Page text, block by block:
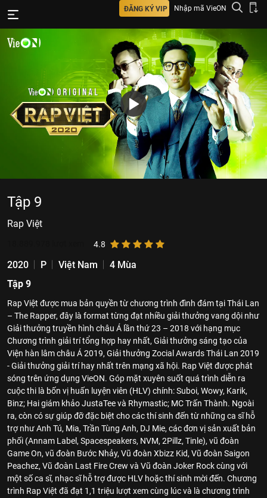
ĐĂNG KÝ VIP Nhập mã VieON
Tập 9
Rap Việt
4.8
2020 P Việt Nam
4 Mùa
Tập 9
Rap Việt được mua bản quyền từ chương trình đình đám tại Thái Lan
– The Rapper, đây là format từng đạt nhiều giải thưởng vang dội như
Giải thưởng truyền hình châu Á lần thứ 23 – 2018 với hạng mục
Chương trình giải trí tổng hợp hay nhất, Giải thưởng sáng tạo của
Viện hàn lâm châu Á 2019, Giải thưởng Zocial Awards Thái Lan 2019
- Giải thưởng giải trí hay nhất trên mạng xã hội. Rap Việt được phát
sóng trên ứng dụng VieON. Góp mặt xuyên suốt quá trình diễn ra
cuộc thi là bốn vị huấn luyện viên (HLV) chính: Suboi, Wowy, Karik,
Binz; Hai giám khảo JustaTee và Rhymastic; MC Trấn Thành. Ngoài
ra, còn có sự giúp đỡ đặc biệt cho các thí sinh đến từ những ca sĩ hỗ
trợ như Anh Tú, Mia, Trần Tùng Anh, DJ Mie, các đơn vị sản xuất bản
phối (Annam Label, Spacespeakers, NVM, 2Pillz, Tinle), vũ đoàn
Game On, vũ đoàn Bước Nhảy, Vũ đoàn Xbizz Kid, Vũ đoàn Saigon
Peachez, Vũ đoàn Last Fire Crew và Vũ đoàn Joker Rock cùng với
một số ca sĩ, nhạc sĩ hỗ trợ được HLV hoặc thí sinh mời đến. Chương
trình Rap Việt đã đạt 1,1 triệu lượt xem cùng lúc và là chương trình